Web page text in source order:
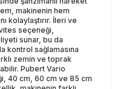
makinenin hem
kolaylaştırır. İleri ve
seçeneği,
sunar, bu da
kontrol sağlamasına
zemin ve toprak
Pubert Vario
40 cm, 60 cm ve 85 cm